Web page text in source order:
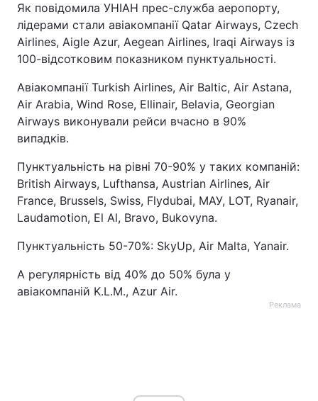
Як повідомила УНІАН прес-служба аеропорту,
лідерами стали авіакомпанії Qatar Airways, Czech
Airlines, Aigle Azur, Aegean Airlines, Iraqi Airways із
100-відсотковим показником пунктуальності.
Авіакомпанії Turkish Airlines, Air Baltic, Air Astana,
Air Arabia, Wind Rose, Ellinair, Belavia, Georgian
Airways виконували рейси вчасно в 90%
випадків.
Пунктуальність на рівні 70-90% у таких компаній:
British Airways, Lufthansa, Austrian Airlines, Air
France, Brussels, Swiss, Flydubai, МАУ, LOT, Ryanair,
Laudamotion, El Al, Bravo, Bukovyna.
Пунктуальність 50-70%: SkyUp, Air Malta, Yanair.
А регулярність від 40% до 50% була у
авіакомпаній K.L.M., Azur Air.
Реклама